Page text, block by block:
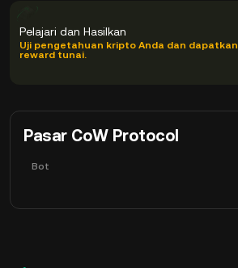
Pelajari dan Hasilkan
Uji pengetahuan kripto Anda dan dapatkan
reward tunai.
Pasar CoW Protocol
Bot